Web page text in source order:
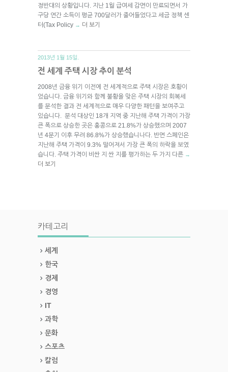
정반대의 상황입니다. 지난 1월 급여세 감면이 만료되면서 가
구당 연간 소득이 평균 700달러가 줄어들었다고 세금 정책 센
터(Tax Policy → 더 보기
2013년 1월 15일.
전 세계 주택 시장 추이 분석
2008년 금융 위기 이전에 전 세계적으로 주택 시장은 호황이
었습니다. 금융 위기와 함께 불황을 맞은 주택 시장의 회복세
를 분석한 결과 전 세계적으로 매우 다양한 패턴을 보여주고
있습니다. 분석 대상인 18개 지역 중 지난해 주택 가격이 가장
큰 폭으로 상승한 곳은 홍콩으로 21.8%가 상승했으며 2007
년 4분기 이후 무려 86.8%가 상승했습니나다. 반면 스페인은
지난해 주택 가격이 9.3% 떨어져서 가장 큰 폭의 하락을 보였
습니다. 주택 가격이 비싼 지 싼 지를 평가하는 두 가지 다른 →
더 보기
카테고리
세계
한국
경제
경영
IT
과학
문화
스포츠
칼럼